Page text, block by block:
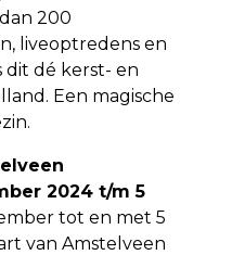
200
liveoptredens en
dit dé kerst- en
Een magische
2024 t/m 5
tot en met 5
van Amstelveen